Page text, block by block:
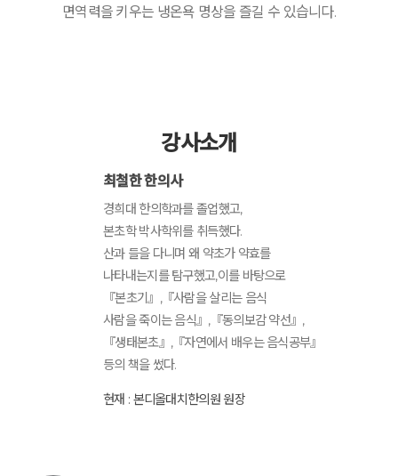
면역력을 키우는 냉온욕 명상을 즐길 수 있습니다.
강사소개
최철한 한의사
경희대 한의학과를 졸업했고,
본초학 박사학위를 취득했다.
산과 들을 다니며 왜 약초가 약효를
나타내는지를 탐구했고,이를 바탕으로
『본초기』,『사람을 살리는 음식
사람을 죽이는 음식』,『동의보감 약선』,
『생태본초』,『자연에서 배우는 음식공부』
등의 책을 썼다.
현재 : 본디올대치한의원 원장